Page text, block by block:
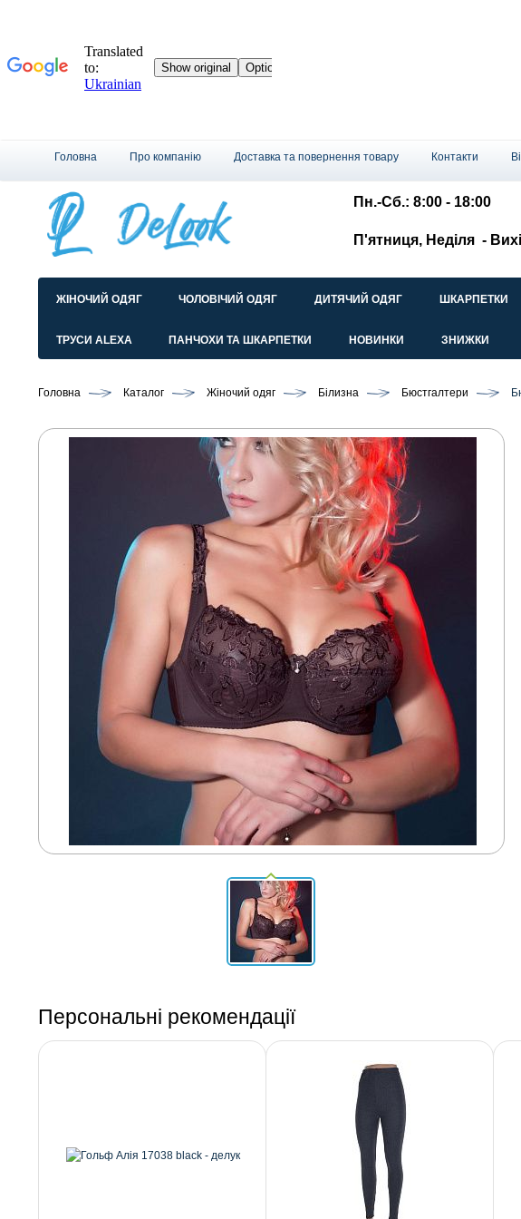
Головна Про компанію Доставка та повернення товару Контакти
Пн.-Сб.: 8:00 - 18:00
П'ятниця, Неділя -
ЖІНОЧИЙ ОДЯГ ЧОЛОВІЧИЙ ОДЯГ ДИТЯЧИЙ ОДЯГ ШКАРПЕТКИ
ТРУСИ ALEXA ПАНЧОХИ ТА ШКАРПЕТКИ НОВИНКИ ЗНИЖКИ
Головна Каталог Жіночий одяг Білизна Бюстгалтери
Персональні рекомендації